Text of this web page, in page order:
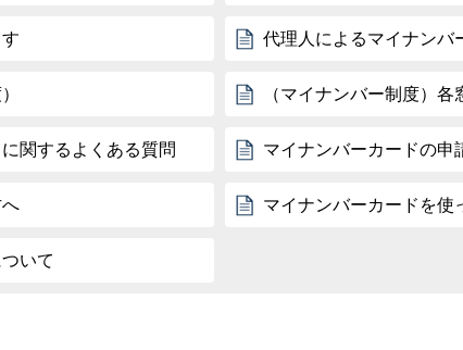
代理人によるマイナンバ
（マイナンバー制度）
関するよくある質問 マイナンバーカードの申
マイナンバーカードを使
いて